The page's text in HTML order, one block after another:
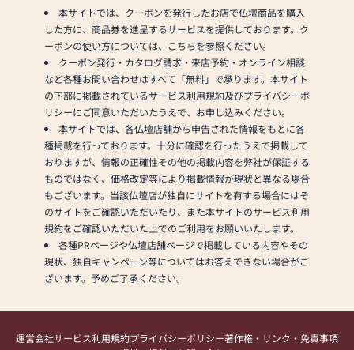
本サイトでは、クーポンを発行したお店で仏壇商品を購入
した方に、商品券を進呈するサービスを提供しております。ク
ーポンの使い方については、こちらを参照ください。
クーポン発行・カタログ請求・来店予約・オンライン相談
など各種お問い合わせはすべて「無料」で承ります。本サイト
の下部に掲載されているサービス利用規約及びプライバシーポ
リシーにご同意いただいたうえで、お申し込みください。
本サイトでは、各仏壇店舗から申告された情報をもとに各
種掲載を行っております。十分に確認を行ったうえで掲載して
おりますが、情報の正確性その他の掲載内容を弊社が保証する
ものではなく、価格改定等により掲載情報が現状と異なる場合
もございます。当該仏壇店が独自にサイトを有する場合にはそ
のサイトをご確認いただいたり、また本サイトのサービス利用
規約をご確認いただいた上でのご利用をお願いいたします。
各種PRページや仏壇店舗ページで掲載している内容やその
現状、独自キャンペーン等についてはお答えできない場合がご
ざいます。予めご了承ください。
運営会社サービス利用規約プライバシーポリシー著作権・リンク・免責事項